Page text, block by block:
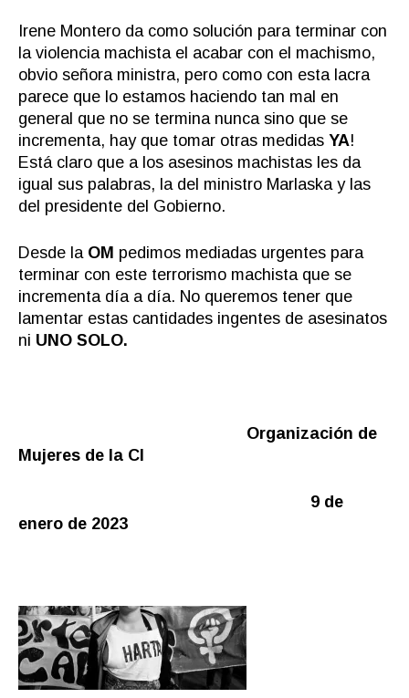
Irene Montero da como solución para terminar con
la violencia machista el acabar con el machismo,
obvio señora ministra, pero como con esta lacra
parece que lo estamos haciendo tan mal en
general que no se termina nunca sino que se
incrementa, hay que tomar otras medidas YA!
Está claro que a los asesinos machistas les da
igual sus palabras, la del ministro Marlaska y las
del presidente del Gobierno.
Desde la OM pedimos mediadas urgentes para
terminar con este terrorismo machista que se
incrementa día a día. No queremos tener que
lamentar estas cantidades ingentes de asesinatos
ni UNO SOLO.
Organización de
Mujeres de la CI
9 de
enero de 2023